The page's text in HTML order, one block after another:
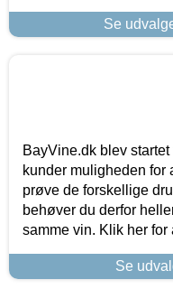
Se
BayVine.dk blev
kunder muligheden for
prøve de forskellige
behøver du derfor
samme vin. Klik her for
Se